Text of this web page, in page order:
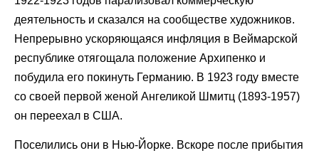
деятельность и сказался на сообществе художников.
Непрерывно ускоряющаяся инфляция в Веймарской
республике отягощала положение Архипенко и
побудила его покинуть Германию. В 1923 году вместе
со своей первой женой Ангеликой Шмитц (1893-1957)
он переехал в США.
Поселились они в Нью-Йорке. Вскоре после прибытия